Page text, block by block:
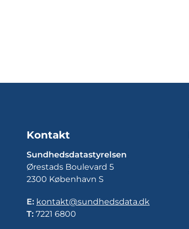
Kontakt
Sundhedsdatastyrelsen
Ørestads Boulevard 5
2300 København S
E: kontakt@sundhedsdata.dk
T: 7221 6800